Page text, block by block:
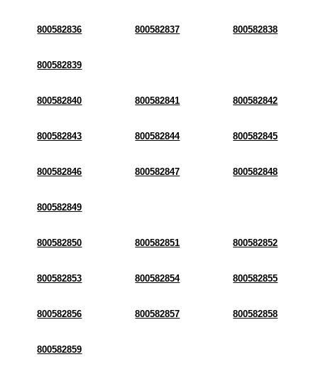
800582836 800582837 800582838
800582839
800582840 800582841 800582842
800582843 800582844 800582845
800582846 800582847 800582848
800582849
800582850 800582851 800582852
800582853 800582854 800582855
800582856 800582857 800582858
800582859